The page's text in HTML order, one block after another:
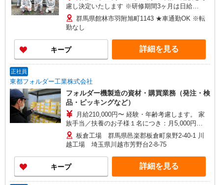
慮し決定いたします ※研修期間3ヶ月は日給
10,000円
群馬県館林市羽附旭町1143 ★車通勤OK ※転
勤なし
キープ 詳細を見る
正社員
東都フォルダー工業株式会社
フォルダー機製造の資材・購買業務（発注・検
品・ピッキングなど）
月給210,000円〜 経験・年齢考慮します。 家
族手当／扶養のお子様１名につき：月5,000円
※18歳まで支給 賞与 年2回 昇給 年1回
板倉工場 群馬県邑楽郡板倉町泉野2-40-1 川
越工場 埼玉県川越市芳野台2-8-75
キープ 詳細を見る